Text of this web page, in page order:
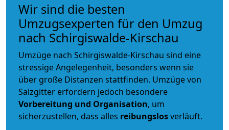
Wir sind die besten
Umzugsexperten für den Umzug
nach Schirgiswalde-Kirschau
Umzüge nach Schirgiswalde-Kirschau sind eine
stressige Angelegenheit, besonders wenn sie
über große Distanzen stattfinden. Umzüge von
Salzgitter erfordern jedoch besondere
Vorbereitung und Organisation, um
sicherzustellen, dass alles reibungslosverläuft.